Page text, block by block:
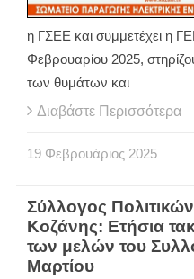
η ΓΣΕΕ και συμμετέχει η
Φεβρουαρίου 2025,
των θυμάτων και
Διαβάστε Περισσότερα
19 Φεβρουάριος 2025
Σύλλογος
Κοζάνης: Ετήσια
των μελών του
Μαρτίου